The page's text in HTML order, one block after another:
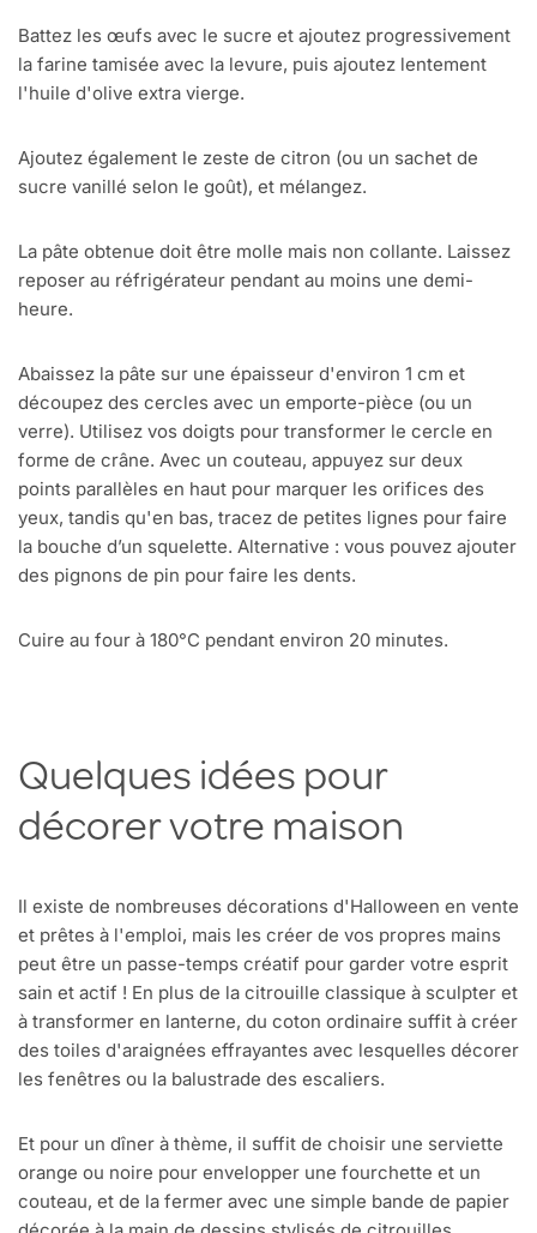
Battez les œufs avec le sucre et ajoutez progressivement
la farine tamisée avec la levure, puis ajoutez lentement
l'huile d'olive extra vierge.
Ajoutez également le zeste de citron (ou un sachet de
sucre vanillé selon le goût), et mélangez.
La pâte obtenue doit être molle mais non collante. Laissez
reposer au réfrigérateur pendant au moins une demi-
heure.
Abaissez la pâte sur une épaisseur d'environ 1 cm et
découpez des cercles avec un emporte-pièce (ou un
verre). Utilisez vos doigts pour transformer le cercle en
forme de crâne. Avec un couteau, appuyez sur deux
points parallèles en haut pour marquer les orifices des
yeux, tandis qu'en bas, tracez de petites lignes pour faire
la bouche d’un squelette. Alternative : vous pouvez ajouter
des pignons de pin pour faire les dents.
Cuire au four à 180°C pendant environ 20 minutes.
Quelques idées pour
décorer votre maison
Il existe de nombreuses décorations d'Halloween en vente
et prêtes à l'emploi, mais les créer de vos propres mains
peut être un passe-temps créatif pour garder votre esprit
sain et actif ! En plus de la citrouille classique à sculpter et
à transformer en lanterne, du coton ordinaire suffit à créer
des toiles d'araignées effrayantes avec lesquelles décorer
les fenêtres ou la balustrade des escaliers.
Et pour un dîner à thème, il suffit de choisir une serviette
orange ou noire pour envelopper une fourchette et un
couteau, et de la fermer avec une simple bande de papier